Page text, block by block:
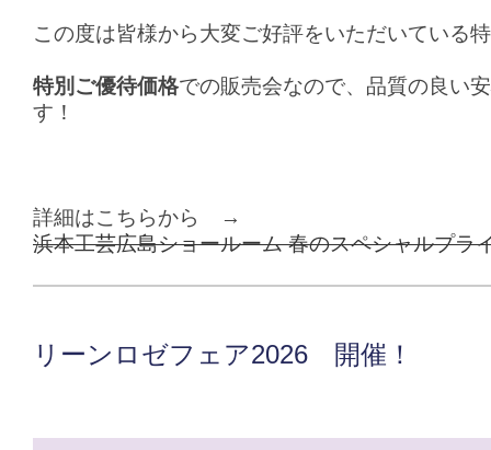
この度は皆様から大変ご好評をいただいている
特別ご優待価格での販売会なので、品質の良い
す！
詳細はこちらから →
浜本工芸広島ショールーム 春のスペシャルプラ
リーンロゼフェア2026 開催！